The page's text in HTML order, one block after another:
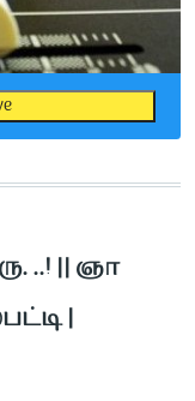
..! || ஞா
|